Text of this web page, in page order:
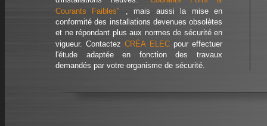
Courants Faibles"
, mais aussi la mise en
conformité des installations devenues obsolètes
et ne répondant plus aux normes de sécurité en
vigueur. Contactez CRÉA ELEC pour effectuer
l'étude adaptée en fonction des travaux
demandés par votre organisme de sécurité.